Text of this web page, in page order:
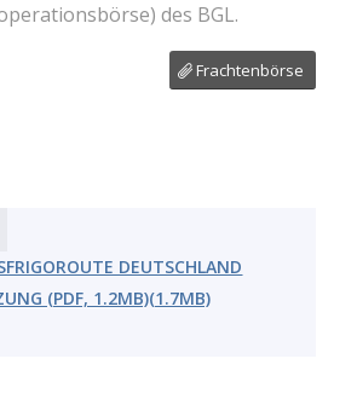
des BGL.
Frachtenbörse
DEUTSCHLAND
(PDF, 1.2MB)(1.7MB)